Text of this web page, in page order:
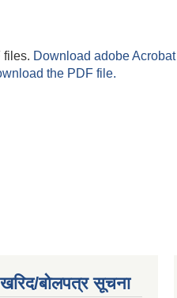
files. Download adobe Acrobat
the PDF file.
बोलपत्र सूचना